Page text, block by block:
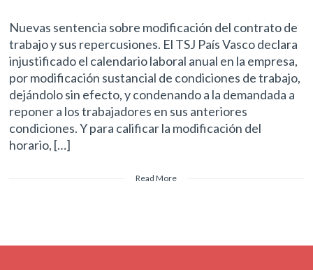
Nuevas sentencia sobre modificación del contrato de
trabajo y sus repercusiones. El TSJ País Vasco declara
injustificado el calendario laboral anual en la empresa,
por modificación sustancial de condiciones de trabajo,
dejándolo sin efecto, y condenando a la demandada a
reponer a los trabajadores en sus anteriores
condiciones. Y para calificar la modificación del
horario, […]
Read More